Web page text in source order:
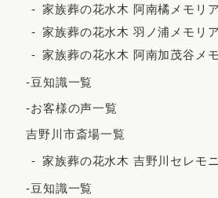
2023年2月
2023年1月
2022年12月
家族葬の花水木 阿南橘メモリ
家族葬の花水木 羽ノ浦メモリ
家族葬の花水木 阿南加茂谷メ
-豆知識一覧
-お客様の声一覧
吉野川市斎場一覧
家族葬の花水木 吉野川セレモ
-豆知識一覧